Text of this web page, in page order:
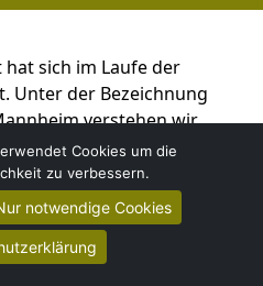
sich im Laufe der
Unter der Bezeichnung
verstehen wir
Kennst Du schon
übernehmen wir im
für Dich.
erhalten
Cookies um die
zu verbessern.
notwendige Cookies